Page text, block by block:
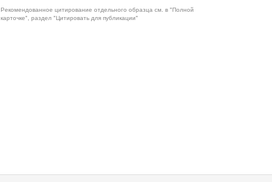
Рекомендованное цитирование отдельного образца см. в "Полной
карточке", раздел "Цитировать для публикации"